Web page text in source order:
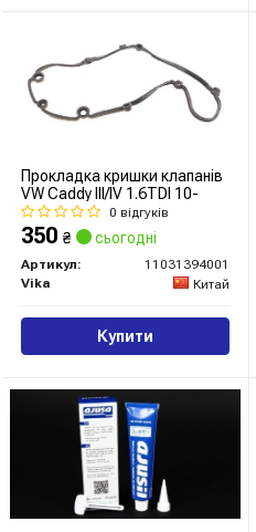
Прокладка кришки клапанів
VW Caddy III/IV 1.6TDI 10-
0 відгуків
350 ₴ сьогодні
Артикул:
11031394001
Vika
Китай
Купити